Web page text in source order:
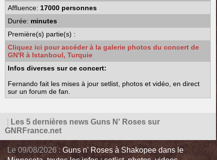
Affluence: 17000 personnes
Durée: minutes
Première(s) partie(s) :
Cliquez ici pour accéder à la galerie photos du concert de
GN'R à Istanboul, Turquie
Infos diverses sur ce concert:
Fernando fait les mises à jour setlist, photos et vidéo, en direct
sur un forum de fan.
Les 5 dernières news Guns N' Roses sur
GNRFrance.net
Le 09/08/2026 : Guns n' Roses à Shakopee dans le